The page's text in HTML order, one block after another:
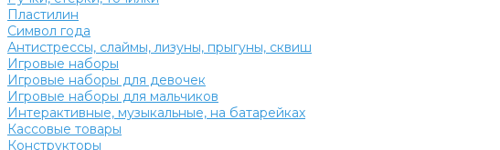
Пластилин
Символ года
Антистрессы, слаймы, лизуны, прыгуны, сквиш
Игровые наборы
Игровые наборы для девочек
Игровые наборы для мальчиков
Интерактивные, музыкальные, на батарейках
Кассовые товары
Конструкторы